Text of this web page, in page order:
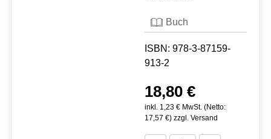
Buch
ISBN: 978-3-87159-
913-2
18,80 €
inkl. 1,23 € MwSt. (Netto:
17,57 €) zzgl. Versand